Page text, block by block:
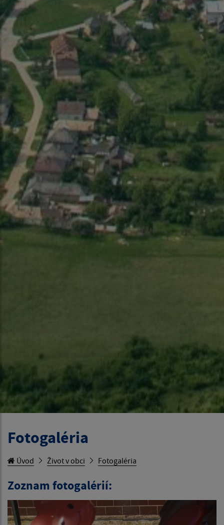
Fotogaléria
Úvod Život v obci Fotogaléria
Zoznam fotogalérií: